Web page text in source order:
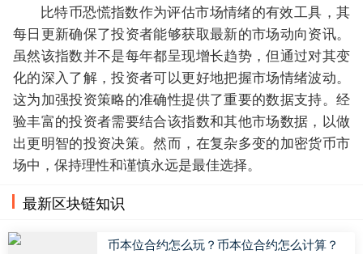
比特币恐慌指数作为评估市场情绪的有效工具，其
每日更新确保了投资者能够获取最新的市场动向资讯。
虽然该指数并不是每年都呈现增长趋势，但通过对其变
化的深入了解，投资者可以更好地把握市场情绪波动。
这为加强投资策略的准确性提供了重要的数据支持。经
验丰富的投资者需要结合该指数和其他市场数据，以做
出更明智的投资决策。然而，在复杂多变的加密货币市
场中，保持理性和谨慎永远是最佳选择。
最新区块链知识
币本位合约怎么玩？币本位合约怎么计算？